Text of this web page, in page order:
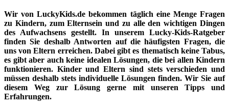
Wir von LuckyKids.de bekommen täglich eine Menge Fragen
zu Kindern, zum Elternsein und zu alle den wichtigen Dingen
des Aufwachsens gestellt. In unserem Lucky-Kids-Ratgeber
finden Sie deshalb Antworten auf die häufigsten Fragen, die
uns von Eltern erreichen. Dabei gibt es thematisch keine Tabus,
es gibt aber auch keine idealen Lösungen, die bei allen Kindern
funktionieren. Kinder und Eltern sind stets verschieden und
müssen deshalb stets individuelle Lösungen finden. Wir Sie auf
diesem Weg zur Lösung gerne mit unseren Tipps und
Erfahrungen.